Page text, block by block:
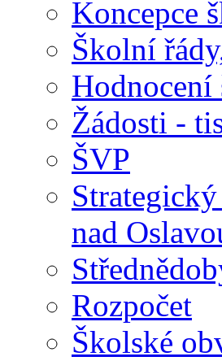
Koncepce
Školní
Žádosti -
ŠVP
nad
Rozpočet
Školské